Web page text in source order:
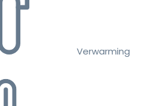
Verwarming